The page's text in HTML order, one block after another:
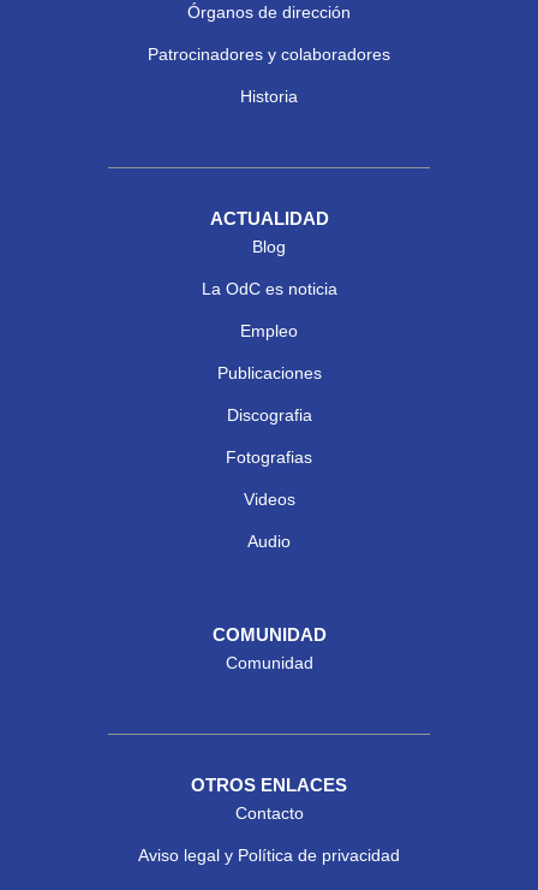
Órganos de dirección
Patrocinadores y colaboradores
Historia
ACTUALIDAD
Blog
La OdC es noticia
Empleo
Publicaciones
Discografia
Fotografias
Videos
Audio
COMUNIDAD
Comunidad
OTROS ENLACES
Contacto
Aviso legal y Política de privacidad